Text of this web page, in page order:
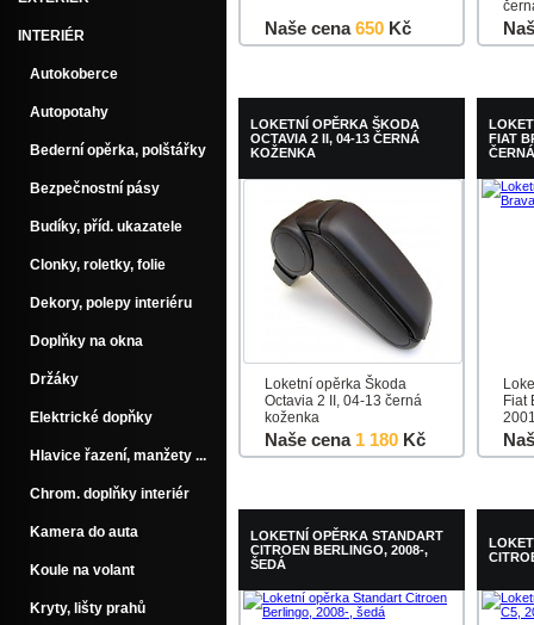
Naše cena650 Kč
LOKETNÍ OPĚRKA ŠKODA
OCTAVIA 2 II, 04-13 ČERNÁ
KOŽENKA
Loketní opěrka Škoda
Octavia 2 II, 04-13 černá
koženka
Naše cena1 180 Kč
FIAT
ČERNÁ
Fiat
LOKETNÍ OPĚRKA STANDART
CITROEN BERLINGO, 2008-,
ŠEDÁ
INTERIÉR
Autokoberce
Autopotahy
Bederní opěrka, polštářky
Bezpečnostní pásy
Budíky, příd. ukazatele
Clonky, roletky, folie
Dekory, polepy interiéru
Doplňky na okna
Držáky
Elektrické dopňky
Hlavice řazení, manžety ...
Chrom. doplňky interiér
Kamera do auta
Koule na volant
Kryty, lišty prahů